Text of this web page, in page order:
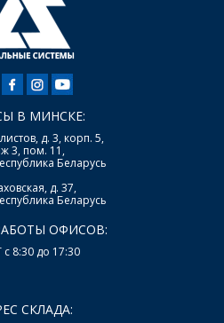
В МИНСКЕ:
д. 3, корп. 5,
3, пом. 11,
Беларусь
д. 37,
Беларусь
ОФИСОВ:
8:30 до 17:30
СКЛАДА: